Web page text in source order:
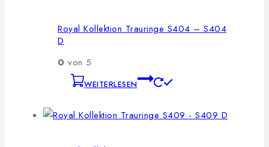
Royal Kollektion Trauringe S404 – S404
D
0 von 5
WEITERLESEN